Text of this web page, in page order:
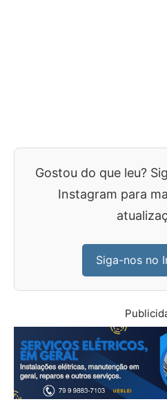
Gostou do que leu?
Instagram para
Siga-nos no